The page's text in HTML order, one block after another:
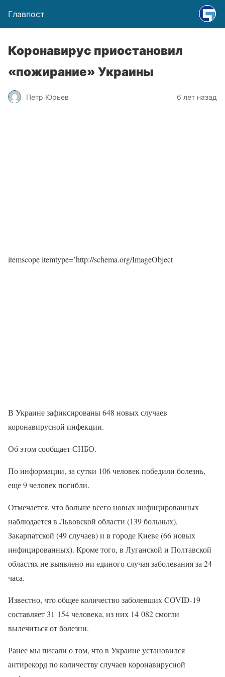
Главпост
Коронавирус приостановил
«пожирание» Украины
Петр Юрьев 6 лет назад
itemscope itemtype=’http://schema.org/ImageObject
В Украине зафиксированы 648 новых случаев
коронавирусной инфекции.
Об этом сообщает СНБО.
По информации, за сутки 106 человек победили болезнь,
еще 9 человек погибли.
Отмечается, что больше всего новых инфицированных
наблюдается в Львовской области (139 больных),
Закарпатской (49 случаев) и в городе Киеве (66 новых
инфицированных). Кроме того, в Луганской и Полтавской
областях не выявлено ни единого случая заболевания за 24
часа.
Известно, что общее количество заболевших COVID-19
составляет 31 154 человека, из них 14 082 смогли
вылечиться от болезни.
Ранее мы писали о том, что в Украине установился
антирекорд по количеству случаев коронавирусной